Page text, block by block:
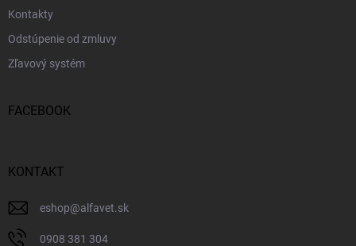
Kontakty
Odstúpenie od zmluvy
Zľavový systém
FACEBOOK
KONTAKT
eshop@alfavet.sk
0908 381 304